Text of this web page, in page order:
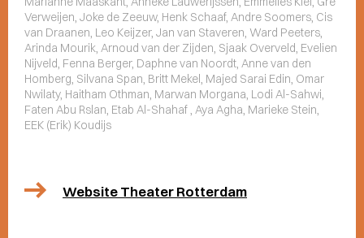
Verweijen, Joke de Zeeuw, Henk Schaaf, Andre Soomers, Cis
van Draanen, Leo Keijzer, Jan van Staveren, Ward Peeters,
Arinda Mourik, Arnoud van der Zijden, Sjaak Overveld, Evelien
Nijveld, Fenna Berger, Daphne van Noordt, Anne van den
Homberg, Silvana Span, Britt Mekel, Majed Sarai Edin, Omar
Nwilaty, Haitham Othman, Marwan Morgana, Lodi Al-Sahwi,
Faten Abu Rslan, Etab Al-Shahaf , Aya Agha, Marieke Stein,
EEK (Erik) Koudijs
Website Theater Rotterdam